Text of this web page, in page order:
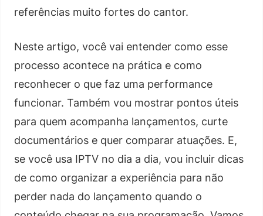
referências muito fortes do cantor.
Neste artigo, você vai entender como esse
processo acontece na prática e como
reconhecer o que faz uma performance
funcionar. Também vou mostrar pontos úteis
para quem acompanha lançamentos, curte
documentários e quer comparar atuações. E,
se você usa IPTV no dia a dia, vou incluir dicas
de como organizar a experiência para não
perder nada do lançamento quando o